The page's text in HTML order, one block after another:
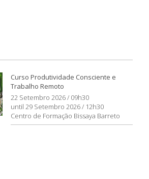
Curso Produtividade Consciente e
Trabalho Remoto
22 Setembro 2026 / 09h30
until 29 Setembro 2026 / 12h30
Centro de Formação Bissaya Barreto